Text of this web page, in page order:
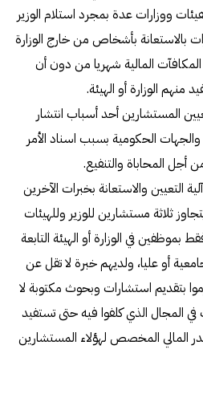
ووزارات عدة بمجرد استلام الوزير
بالاستعانة بأشخاص من خارج الوزارة
المالية شهريا من دون أن
منهم الوزارة أو الهيئة.
المستشارين أحد أسباب انتشار
والجهات الحكومية بسبب اسناد الأمر
أجل المحاباة والتنفيع.
التعيين والاستعانة بخبرات الآخرين
ثلاثة مستشارين للوزير وللهيئات
بموظفين في الوزارة أو الهيئة التابعة
أو عليا، ولديهم خبرة لا تقل عن
بتقديم استشارات وبحوث مكتوبة لا
المجال الذي كلفوا فيه حتى تستفيد
المالي المخصص لهؤلاء المستشارين